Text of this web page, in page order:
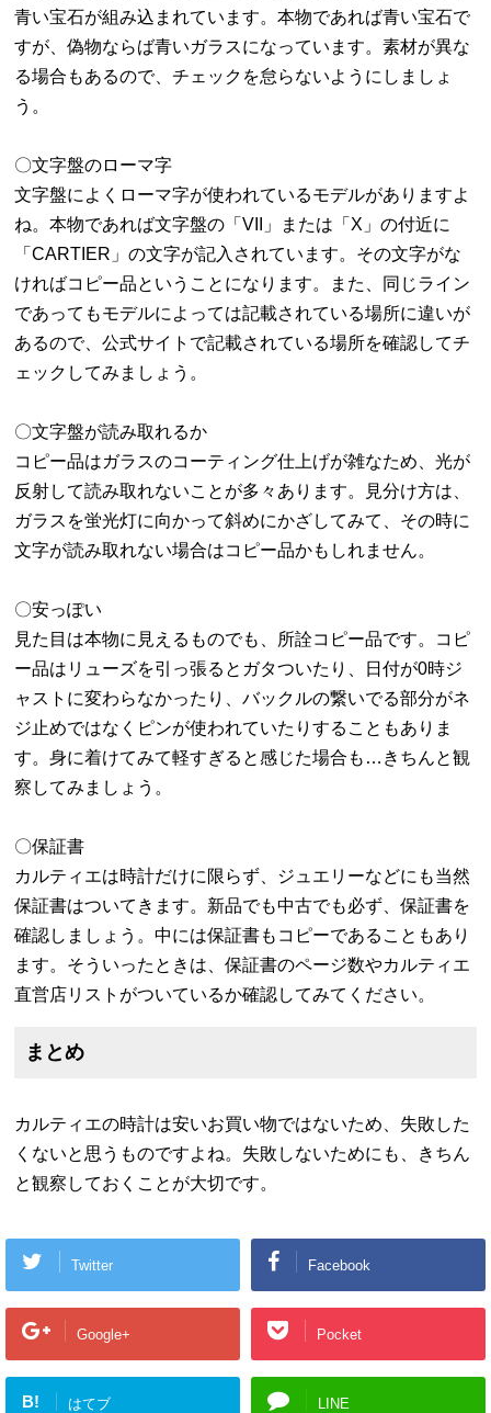
青い宝石が組み込まれています。本物であれば青い宝石で
すが、偽物ならば青いガラスになっています。素材が異な
る場合もあるので、チェックを怠らないようにしましょ
う。
〇文字盤のローマ字
文字盤によくローマ字が使われているモデルがありますよ
ね。本物であれば文字盤の「VII」または「X」の付近に
「CARTIER」の文字が記入されています。その文字がな
ければコピー品ということになります。また、同じライン
であってもモデルによっては記載されている場所に違いが
あるので、公式サイトで記載されている場所を確認してチ
ェックしてみましょう。
〇文字盤が読み取れるか
コピー品はガラスのコーティング仕上げが雑なため、光が
反射して読み取れないことが多々あります。見分け方は、
ガラスを蛍光灯に向かって斜めにかざしてみて、その時に
文字が読み取れない場合はコピー品かもしれません。
〇安っぽい
見た目は本物に見えるものでも、所詮コピー品です。コピ
ー品はリューズを引っ張るとガタついたり、日付が0時ジ
ャストに変わらなかったり、バックルの繋いでる部分がネ
ジ止めではなくピンが使われていたりすることもありま
す。身に着けてみて軽すぎると感じた場合も…きちんと観
察してみましょう。
〇保証書
カルティエは時計だけに限らず、ジュエリーなどにも当然
保証書はついてきます。新品でも中古でも必ず、保証書を
確認しましょう。中には保証書もコピーであることもあり
ます。そういったときは、保証書のページ数やカルティエ
直営店リストがついているか確認してみてください。
まとめ
カルティエの時計は安いお買い物ではないため、失敗した
くないと思うものですよね。失敗しないためにも、きちん
と観察しておくことが大切です。
Twitter Facebook
Google+ Pocket
B! はてブ LINE